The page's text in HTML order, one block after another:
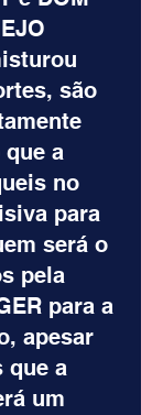
são
a
no
para
será o
pela
para a
apesar
que a
um